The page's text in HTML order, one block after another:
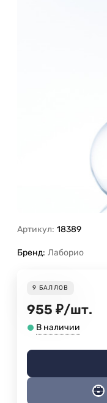
Артикул: 18389
Бренд: Лаборио
9 БАЛЛОВ
955 ₽/шт.
В наличии